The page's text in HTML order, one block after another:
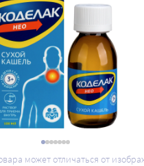
может отличаться от